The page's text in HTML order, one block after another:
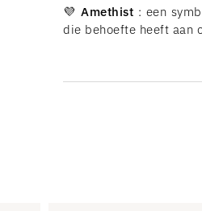
💜Amethist : een
die behoefte heeft aan